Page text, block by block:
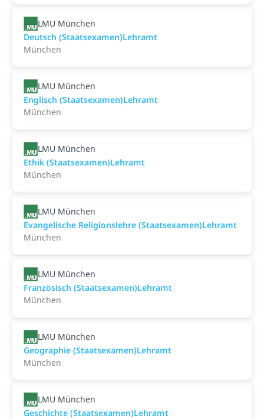
LMU München
Deutsch (Staatsexamen)Lehramt
München
LMU München
Englisch (Staatsexamen)Lehramt
München
LMU München
Ethik (Staatsexamen)Lehramt
München
LMU München
Evangelische Religionslehre (Staatsexamen)Lehramt
München
LMU München
Französisch (Staatsexamen)Lehramt
München
LMU München
Geographie (Staatsexamen)Lehramt
München
LMU München
Geschichte (Staatsexamen)Lehramt